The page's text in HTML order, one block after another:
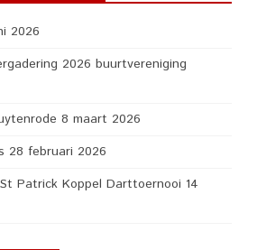
2026
2026 buurtvereniging
8 maart 2026
28 februari 2026
Patrick Koppel Darttoernooi 14